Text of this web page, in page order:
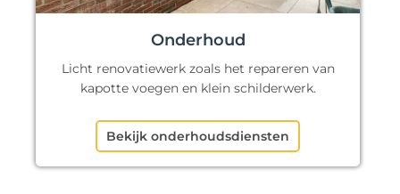
Onderhoud
Licht renovatiewerk zoals het repareren van
kapotte voegen en klein schilderwerk.
Bekijk onderhoudsdiensten